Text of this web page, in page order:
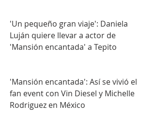
'Un pequeño gran viaje': Daniela
Luján quiere llevar a actor de
'Mansión encantada' a Tepito
'Mansión encantada': Así se vivió el
fan event con Vin Diesel y Michelle
Rodriguez en México